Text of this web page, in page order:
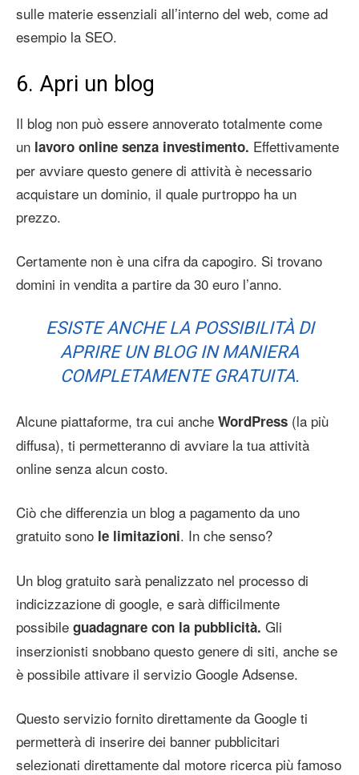
sulle materie essenziali all’interno del web, come ad
esempio la SEO.
6. Apri un blog
Il blog non può essere annoverato totalmente come
un lavoro online senza investimento. Effettivamente
per avviare questo genere di attività è necessario
acquistare un dominio, il quale purtroppo ha un
prezzo.
Certamente non è una cifra da capogiro. Si trovano
domini in vendita a partire da 30 euro l’anno.
ESISTE ANCHE LA POSSIBILITÀ DI
APRIRE UN BLOG IN MANIERA
COMPLETAMENTE GRATUITA.
Alcune piattaforme, tra cui anche WordPress (la più
diffusa), ti permetteranno di avviare la tua attività
online senza alcun costo.
Ciò che differenzia un blog a pagamento da uno
gratuito sono le limitazioni. In che senso?
Un blog gratuito sarà penalizzato nel processo di
indicizzazione di google, e sarà difficilmente
possibile guadagnare con la pubblicità. Gli
inserzionisti snobbano questo genere di siti, anche se
è possibile attivare il servizio Google Adsense.
Questo servizio fornito direttamente da Google ti
permetterà di inserire dei banner pubblicitari
selezionati direttamente dal motore ricerca più famoso